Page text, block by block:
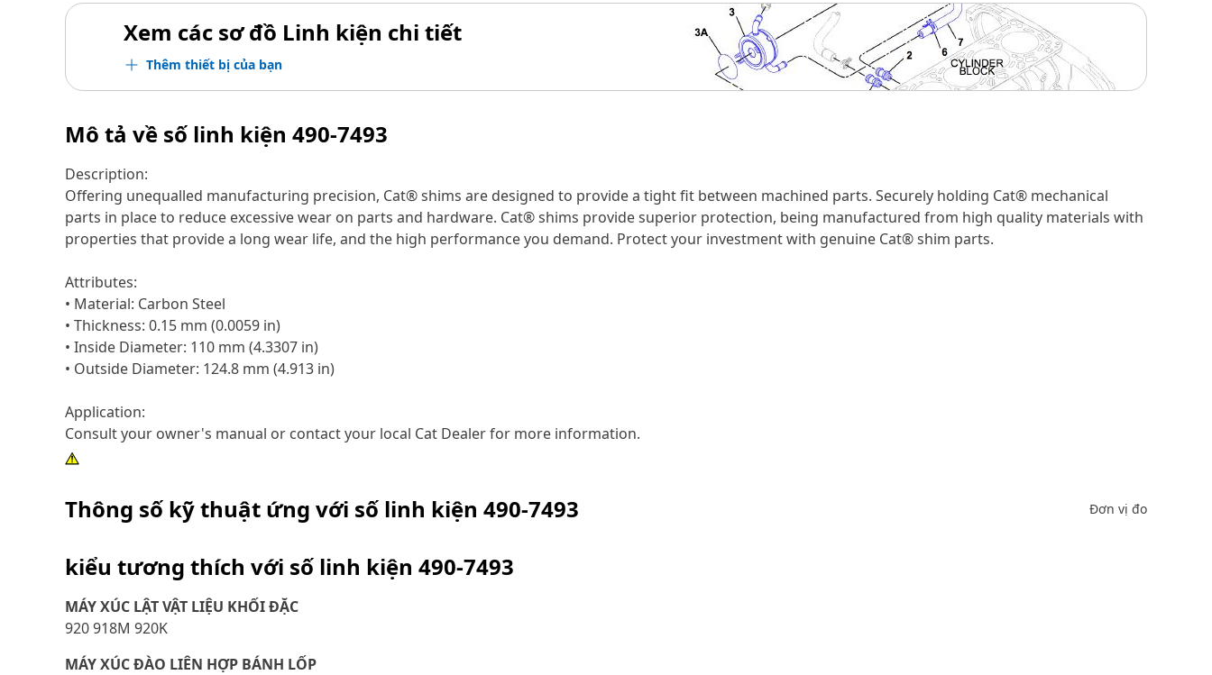
Xem các sơ đồ Linh kiện chi tiết
Thêm thiết bị của bạn
Mô tả về số linh kiện 490-7493
Description:
Offering unequalled manufacturing precision, Cat® shims are designed to provide a tight fit between machined parts. Securely holding Cat® mechanical
parts in place to reduce excessive wear on parts and hardware. Cat® shims provide superior protection, being manufactured from high quality materials with
properties that provide a long wear life, and the high performance you demand. Protect your investment with genuine Cat® shim parts.
Attributes:
• Material: Carbon Steel
• Thickness: 0.15 mm (0.0059 in)
• Inside Diameter: 110 mm (4.3307 in)
• Outside Diameter: 124.8 mm (4.913 in)
Application:
Consult your owner's manual or contact your local Cat Dealer for more information.
Thông số kỹ thuật ứng với số linh kiện 490-7493 Đơn vị đo
kiểu tương thích với số linh kiện 490-7493
MÁY XÚC LẬT VẬT LIỆU KHỐI ĐẶC
920 918M 920K
MÁY XÚC ĐÀO LIÊN HỢP BÁNH LỐP